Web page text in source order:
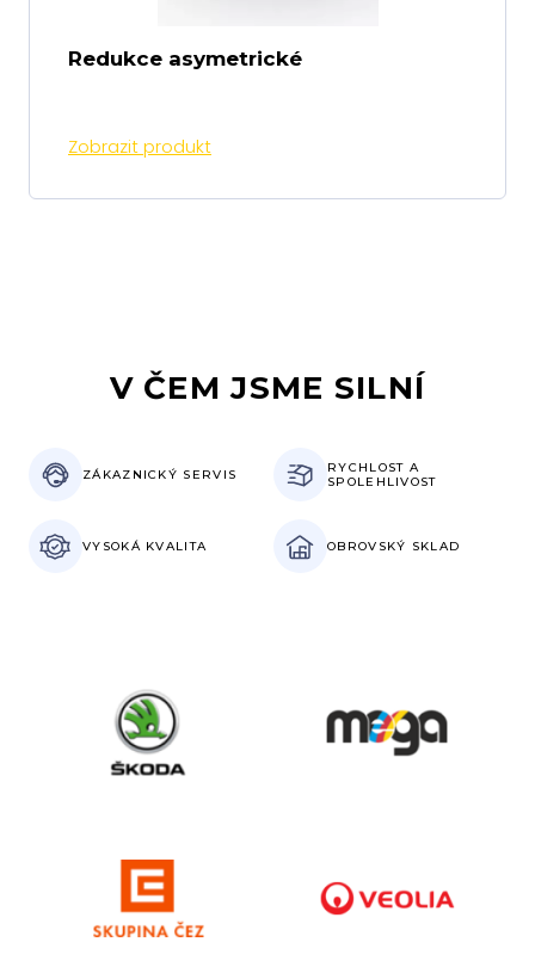
Redukce asymetrické
Zobrazit produkt
V ČEM JSME SILNÍ
ZÁKAZNICKÝ SERVIS RYCHLOST A
SPOLEHLIVOST
VYSOKÁ KVALITA OBROVSKÝ SKLAD